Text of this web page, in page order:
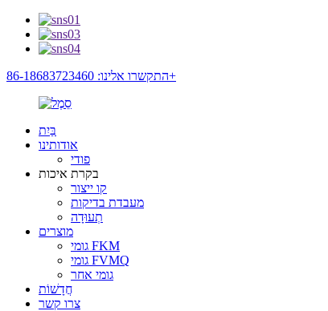
התקשרו אלינו: 86-18683723460+
בַּיִת
אודותינו
פודי
בקרת איכות
קו ייצור
מעבדת בדיקות
תְעוּדָה
מוצרים
גומי FKM
גומי FVMQ
גומי אחר
חֲדָשׁוֹת
צרו קשר